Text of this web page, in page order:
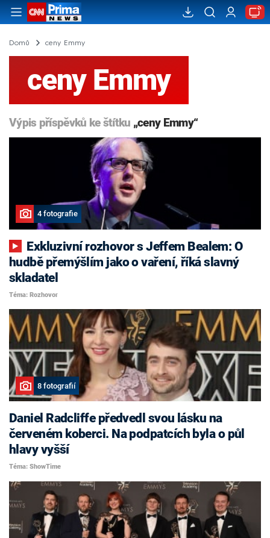
Domů ceny Emmy
ceny Emmy
Výpis příspěvků ke štítku „ceny Emmy“
4 fotografie
hudbě přemýšlím jako o vaření, říká slavný
skladatel
Téma: Rozhovor
8 fotografií
Daniel Radcliffe předvedl svou lásku na
červeném koberci. Na podpatcích byla o půl
hlavy vyšší
Téma: ShowTime